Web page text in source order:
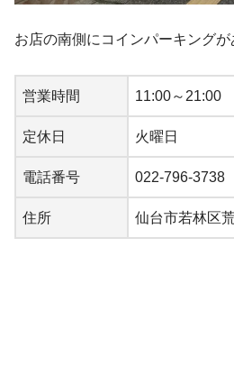
お店の南側にコインパーキングが
営業時間 11:00～21:00
定休日 火曜日
電話番号 022-796-3738
住所 仙台市若林区